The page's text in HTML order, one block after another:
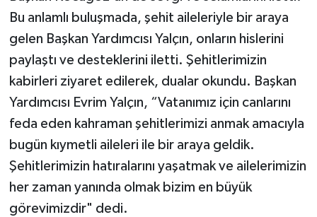
Bu anlamlı buluşmada, şehit aileleriyle bir araya
gelen Başkan Yardımcısı Yalçın, onların hislerini
paylaştı ve desteklerini iletti. Şehitlerimizin
kabirleri ziyaret edilerek, dualar okundu. Başkan
Yardımcısı Evrim Yalçın, “Vatanımız için canlarını
feda eden kahraman şehitlerimizi anmak amacıyla
bugün kıymetli aileleri ile bir araya geldik.
Şehitlerimizin hatıralarını yaşatmak ve ailelerimizin
her zaman yanında olmak bizim en büyük
görevimizdir" dedi.